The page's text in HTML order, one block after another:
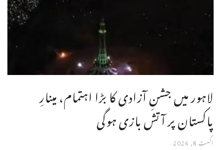
لاہور میں جشنِ آزادی کا بڑا اہتمام، مینارِ
پاکستان پر آتش بازی ہوگی
اگست 8, 2026